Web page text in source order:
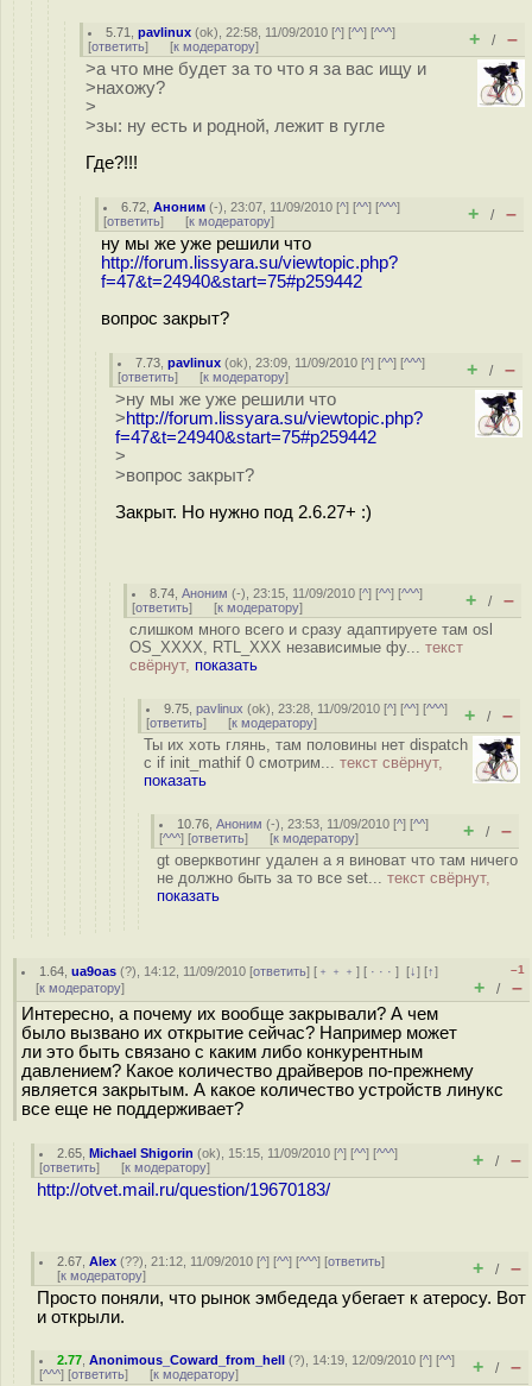
5.71 ,pavlinux (ok), 22:58, 11/09/2010 [^] [^^] [^^^]
[ответить] [к модератору] + / –
>а что мне будет за то что я за вас ищу и
>нахожу?
>
>зы: ну есть и родной, лежит в гугле
Где?!!!
6.72 ,Аноним (-), 23:07, 11/09/2010 [^] [^^] [^^^]
[ответить] [к модератору] + / –
ну мы же уже решили что
http://forum.lissyara.su/viewtopic.php?
f=47&t=24940&start=75#p259442
вопрос закрыт?
7.73 ,pavlinux (ok), 23:09, 11/09/2010 [^] [^^] [^^^]
[ответить] [к модератору] + / –
>ну мы же уже решили что
>http://forum.lissyara.su/viewtopic.php?
f=47&t=24940&start=75#p259442
>
>вопрос закрыт?
Закрыт. Но нужно под 2.6.27+ :)
8.74 ,Аноним (-), 23:15, 11/09/2010 [^] [^^] [^^^]
[ответить] [к модератору] + / –
слишком много всего и сразу адаптируете там osl
OS_XXXX, RTL_XXX независимые фу... текст
свёрнут, показать
9.75 ,pavlinux (ok), 23:28, 11/09/2010 [^] [^^] [^^^]
[ответить] [к модератору] + / –
Ты их хоть глянь, там половины нет dispatch
c if init_mathif 0 смотрим... текст свёрнут,
показать
10.76 ,Аноним (-), 23:53, 11/09/2010 [^] [^^]
[^^^] [ответить] [к модератору] + / –
gt оверквотинг удален а я виноват что там ничего
не должно быть за то все set... текст свёрнут,
показать
1.64 ,ua9oas (?), 14:12, 11/09/2010 [ответить] [ ﹢﹢﹢] [ · · ·][↓] [↑]
[к модератору]
–1
+ / –
Интересно, а почему их вообще закрывали? А чем
было вызвано их открытие сейчас? Например может
ли это быть связано с каким либо конкурентным
давлением? Какое количество драйверов по-прежнему
является закрытым. А какое количество устройств линукс
все еще не поддерживает?
2.65 ,Michael Shigorin (ok), 15:15, 11/09/2010 [^] [^^] [^^^]
[ответить] [к модератору] + / –
http://otvet.mail.ru/question/19670183/
2.67 ,Alex (??), 21:12, 11/09/2010 [^] [^^] [^^^] [ответить]
[к модератору] + / –
Просто поняли, что рынок эмбедеда убегает к атеросу. Вот
и открыли.
2.77 ,Anonimous_Coward_from_hell (?), 14:19, 12/09/2010 [^] [^^]
[^^^] [ответить] [к модератору] + / –